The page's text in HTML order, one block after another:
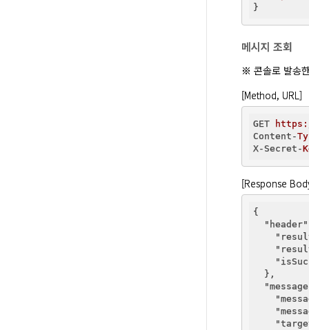
메시지 조회
※ 콘솔로 발송
[Method, URL]
GET https:
Content-
X-Secret-
[Response
{
"header"
  },